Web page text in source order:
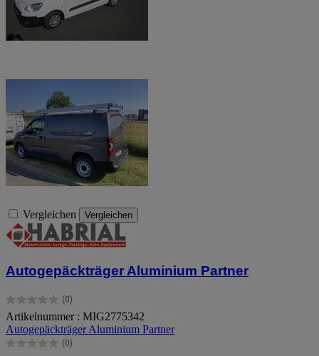
Vergleichen Vergleichen
Autogepäckträger Aluminium Partner
(0)
0.0
von
5
Sternen.
Artikelnummer : MIG2775342
Autogepäckträger Aluminium Partner
(0)
0.0